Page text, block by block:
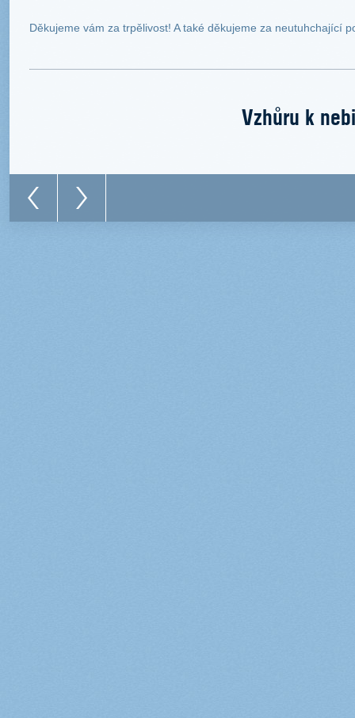
Děkujeme vám za trpělivost! A také děkujeme za neutuhchající
Vzhůru k